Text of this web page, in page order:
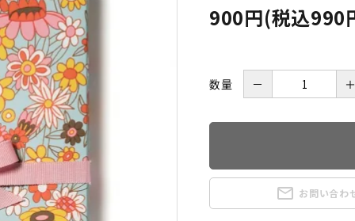
トコットン
イギリスのモダン包装紙 イギリスの両
パー
900円(税込990
数量 －
mail_outline お問い合わ